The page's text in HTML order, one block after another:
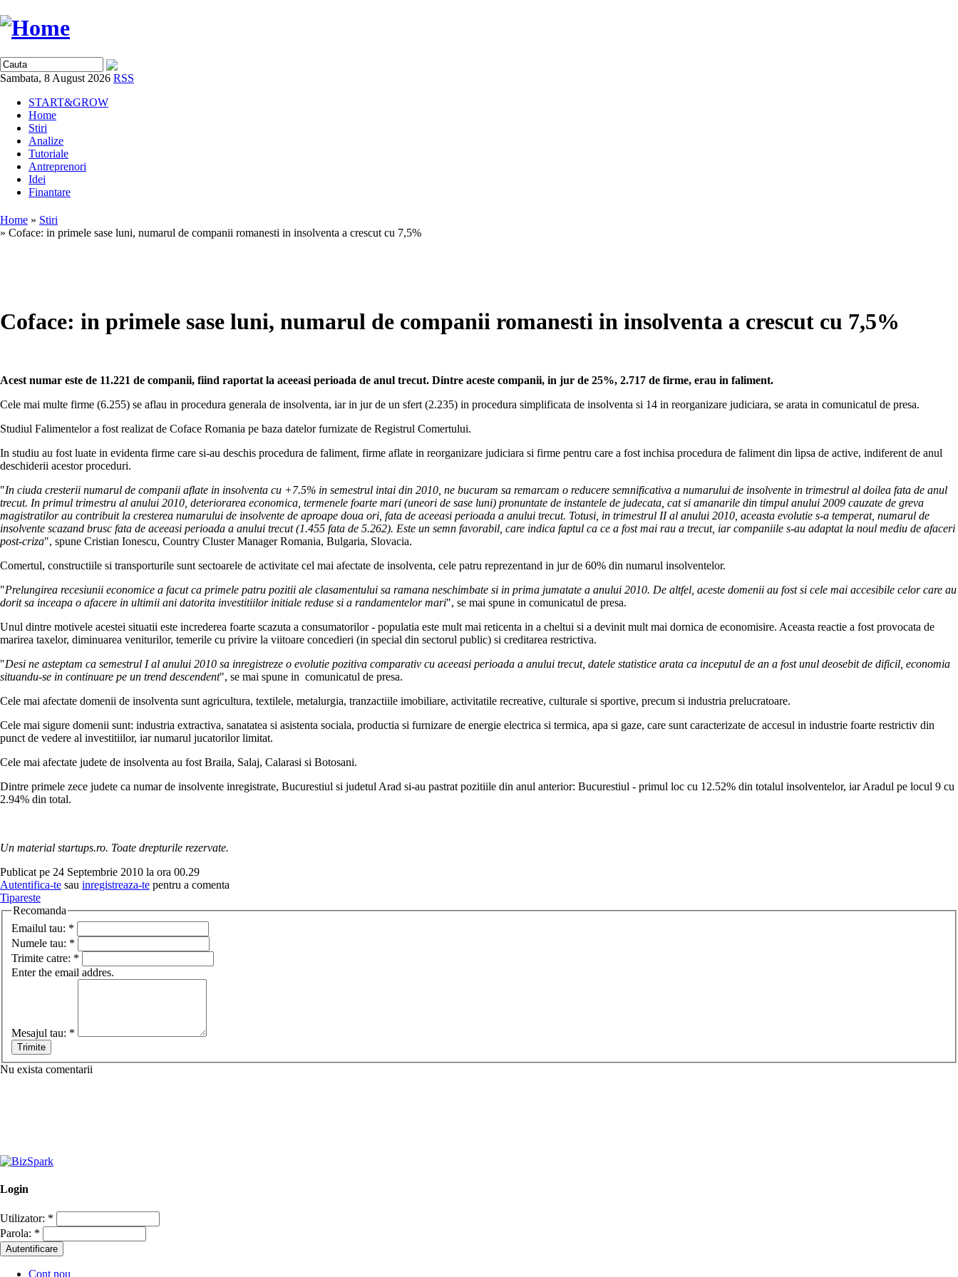
Sambata, 8 August 2026 RSS
START&GROW
Home
Stiri
Analize
Tutoriale
Antreprenori
Idei
Finantare
Home » Stiri
» Coface: in primele sase luni, numarul de companii romanesti in insolventa a crescut cu 7,5%
Coface: in primele sase luni, numarul de companii romanesti in insolventa a crescut cu 7,5%
Acest numar este de 11.221 de companii, fiind raportat la aceeasi perioada de anul trecut. Dintre aceste companii, in jur de 25%, 2.717 de firme, erau in faliment.
Cele mai multe firme (6.255) se aflau in procedura generala de insolventa, iar in jur de un sfert (2.235) in procedura simplificata de insolventa si 14 in reorganizare judiciara, se arata in comunicatul de presa.
Studiul Falimentelor a fost realizat de Coface Romania pe baza datelor furnizate de Registrul Comertului.
In studiu au fost luate in evidenta firme care si-au deschis procedura de faliment, firme aflate in reorganizare judiciara si firme pentru care a fost inchisa procedura de faliment din lipsa de active, indiferent de anul
deschiderii acestor proceduri.
"In ciuda cresterii numarul de companii aflate in insolventa cu +7.5% in semestrul intai din 2010, ne bucuram sa remarcam o reducere semnificativa a numarului de insolvente in trimestrul al doilea fata de anul
trecut. In primul trimestru al anului 2010, deteriorarea economica, termenele foarte mari (uneori de sase luni) pronuntate de instantele de judecata, cat si amanarile din timpul anului 2009 cauzate de greva
magistratilor au contribuit la cresterea numarului de insolvente de aproape doua ori, fata de aceeasi perioada a anului trecut. Totusi, in trimestrul II al anului 2010, aceasta evolutie s-a temperat, numarul de
insolvente scazand brusc fata de aceeasi perioada a anului trecut (1.455 fata de 5.262). Este un semn favorabil, care indica faptul ca ce a fost mai rau a trecut, iar companiile s-au adaptat la noul mediu de afaceri
post-criza", spune Cristian Ionescu, Country Cluster Manager Romania, Bulgaria, Slovacia.
Comertul, constructiile si transporturile sunt sectoarele de activitate cel mai afectate de insolventa, cele patru reprezentand in jur de 60% din numarul insolventelor.
"Prelungirea recesiunii economice a facut ca primele patru pozitii ale clasamentului sa ramana neschimbate si in prima jumatate a anului 2010. De altfel, aceste domenii au fost si cele mai accesibile celor care au
dorit sa inceapa o afacere in ultimii ani datorita investitiilor initiale reduse si a randamentelor mari", se mai spune in comunicatul de presa.
Unul dintre motivele acestei situatii este increderea foarte scazuta a consumatorilor - populatia este mult mai reticenta in a cheltui si a devinit mult mai dornica de economisire. Aceasta reactie a fost provocata de
marirea taxelor, diminuarea veniturilor, temerile cu privire la viitoare concedieri (in special din sectorul public) si creditarea restrictiva.
"Desi ne asteptam ca semestrul I al anului 2010 sa inregistreze o evolutie pozitiva comparativ cu aceeasi perioada a anului trecut, datele statistice arata ca inceputul de an a fost unul deosebit de dificil, economia
situandu-se in continuare pe un trend descendent", se mai spune in comunicatul de presa.
Cele mai afectate domenii de insolventa sunt agricultura, textilele, metalurgia, tranzactiile imobiliare, activitatile recreative, culturale si sportive, precum si industria prelucratoare.
Cele mai sigure domenii sunt: industria extractiva, sanatatea si asistenta sociala, productia si furnizare de energie electrica si termica, apa si gaze, care sunt caracterizate de accesul in industrie foarte restrictiv din
punct de vedere al investitiilor, iar numarul jucatorilor limitat.
Cele mai afectate judete de insolventa au fost Braila, Salaj, Calarasi si Botosani.
Dintre primele zece judete ca numar de insolvente inregistrate, Bucurestiul si judetul Arad si-au pastrat pozitiile din anul anterior: Bucurestiul - primul loc cu 12.52% din totalul insolventelor, iar Aradul pe locul 9 cu
2.94% din total.
Un material startups.ro. Toate drepturile rezervate.
Publicat pe 24 Septembrie 2010 la ora 00.29
Autentifica-te sau inregistreaza-te pentru a comenta
Tipareste
Recomanda
Emailul tau: *
Numele tau: *
Trimite catre: *
Enter the email addres.
Mesajul tau: *
Nu exista comentarii
Login
Utilizator: *
Parola: *
Cont nou